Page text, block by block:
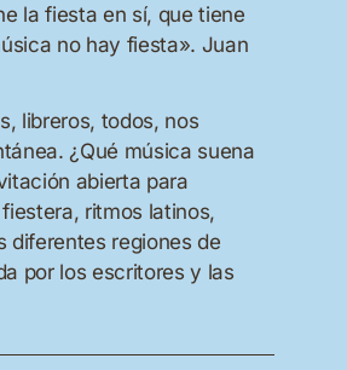
la fiesta en sí, que tiene
no hay fiesta». Juan
libreros, todos, nos
¿Qué música suena
abierta para
ritmos latinos,
diferentes regiones de
por los escritores y las